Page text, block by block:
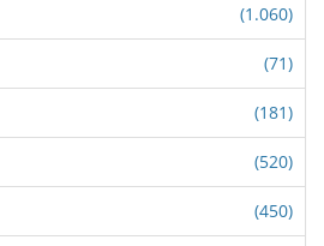
(1.060)
(71)
(181)
(520)
(450)